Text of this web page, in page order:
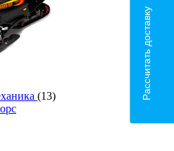
(13)
Рассчитать доставку